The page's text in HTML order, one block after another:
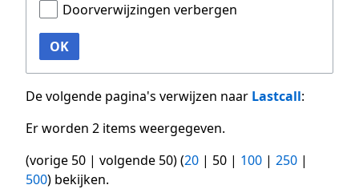
Doorverwijzingen verbergen
OK
De volgende pagina's verwijzen naar Lastcall:
Er worden 2 items weergegeven.
(vorige 50 | volgende 50) (20 | 50 | 100 | 250 |
500) bekijken.